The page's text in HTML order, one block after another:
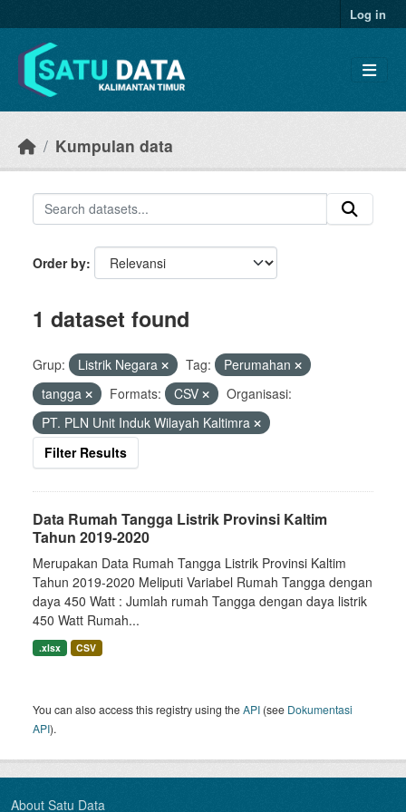
Log in
Kumpulan data
Order by
1 dataset found
Grup: Listrik Negara Tag:
Perumahan
tangga
Formats: CSV
Organisasi:
PT. PLN Unit Induk Wilayah Kaltimra
Filter Results
Data Rumah Tangga Listrik Provinsi Kaltim
Tahun 2019-2020
Merupakan Data Rumah Tangga Listrik Provinsi Kaltim
Tahun 2019-2020 Meliputi Variabel Rumah Tangga dengan
daya 450 Watt : Jumlah rumah Tangga dengan daya listrik
450 Watt Rumah...
.xlsx CSV
You can also access this registry using theAPI (see Dokumentasi
API).
About Satu Data